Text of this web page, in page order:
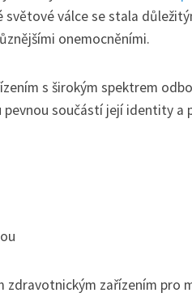
válce se stala
onemocněními.
s širokým spektrem
součástí její identity a
zdravotnickým zařízením pro